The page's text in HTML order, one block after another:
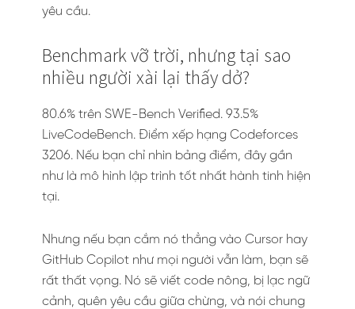
yêu cầu.
Benchmark vỡ trời, nhưng tại sao
nhiều người xài lại thấy dở?
80.6% trên SWE-Bench Verified. 93.5%
LiveCodeBench. Điểm xếp hạng Codeforces
3206. Nếu bạn chỉ nhìn bảng điểm, đây gần
như là mô hình lập trình tốt nhất hành tinh hiện
tại.
Nhưng nếu bạn cắm nó thẳng vào Cursor hay
GitHub Copilot như mọi người vẫn làm, bạn sẽ
rất thất vọng. Nó sẽ viết code nông, bị lạc ngữ
cảnh, quên yêu cầu giữa chừng, và nói chung